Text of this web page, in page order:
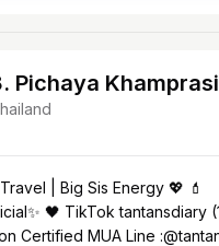
Pichaya
| Big Sis Energy 💖 💄
🖤 TikTok tantansdiary
Certified MUA Line